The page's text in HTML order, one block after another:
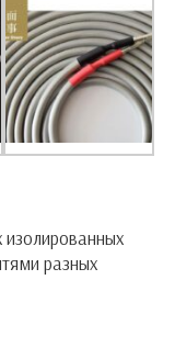
изолированных
разных